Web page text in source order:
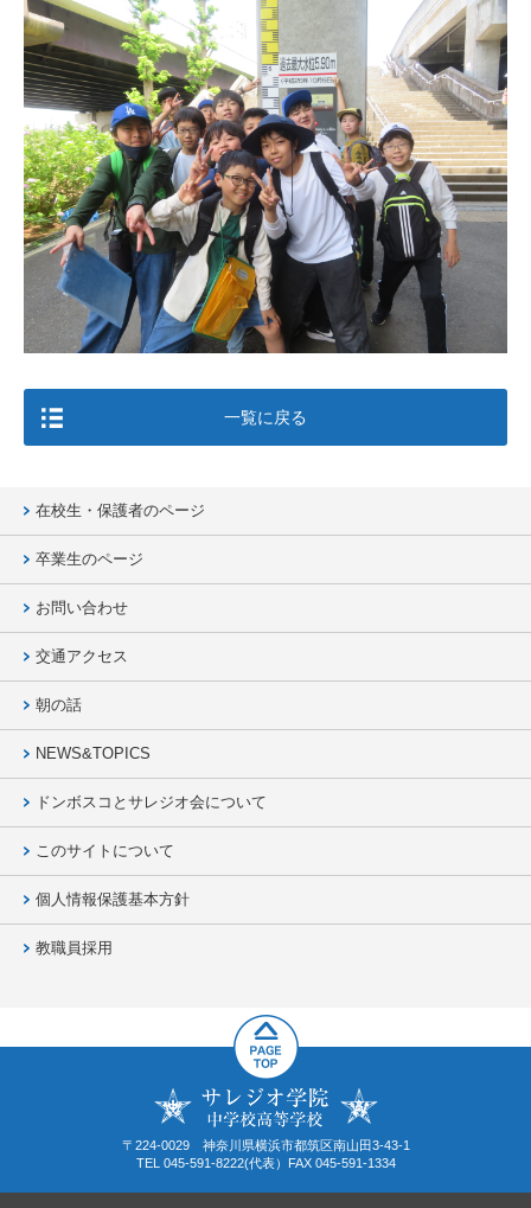
一覧に戻る
在校生・保護者のページ
卒業生のページ
お問い合わせ
交通アクセス
朝の話
NEWS&TOPICS
ドンボスコとサレジオ会について
このサイトについて
個人情報保護基本方針
教職員採用
〒224-0029 神奈川県横浜市都筑区南山田3-43-1
TEL 045-591-8222(代表）FAX 045-591-1334